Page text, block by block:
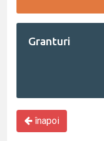
Granturi
înapoi